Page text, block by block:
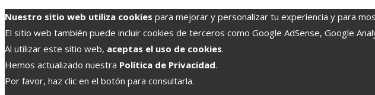
Nuestro sitio web utiliza cookies para mejorar y personalizar tu experiencia y para
El sitio web también puede incluir cookies de terceros como Google AdSense, Google
Al utilizar este sitio web, aceptas el uso de cookies.
Hemos actualizado nuestra Política de Privacidad.
Por favor, haz clic en el botón para consultarla.